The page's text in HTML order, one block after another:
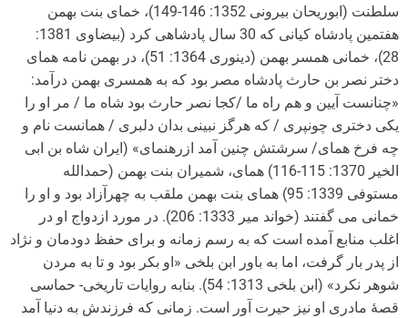
سلطنت (ابوریحان بیرونی 1352: 146-149)، خمای بنت بهمن
هفتمین پادشاه کیانی که 30 سال پادشاهی کرد (بیضاوی 1381:
28)، خمانی همسر بهمن (دینوری 1364: 51)، در بهمن نامه همای
دختر نصر بن حارث پادشاه مصر بود که به همسری بهمن درآمد:
«چنانست آیین و هم راه ما /کجا نصر حارث بود شاه ما / مر او را
یکی دختری چونپری / که هرگز نبینی بدان دلبری / همانست نام و
چه فرخ همای/ سرشتش چنین آمد ازرهنمای» (ایران شاه بن ابی
الخیر 1370: 115-116) همای، شمیران بنت بهمن (حمدالله
مستوفی 1339: 95) همای بنت بهمن ملقب به چهرآزاد بود و او را
خمانی می گفتند (خواند میر 1333: 206). در مورد ازدواج او در
اغلب منابع آمده است که به رسم زمانه و برای حفظ دودمان و نژاد
از پدر بار گرفت، اما به باور ابن بلخی «او بکر بود و تا به مردن
شوهر نکرد» (ابن بلخی 1313: 54). بنابه روایات تاریخی- حماسی
قصۀ مادری او نیز حیرت آور است. زمانی که فرزندش به دنیا آمد